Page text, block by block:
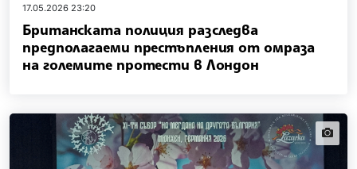
17.05.2026 23:20
Британската полиция разследва
предполагаеми престъпления от омраза
на големите протести в Лондон